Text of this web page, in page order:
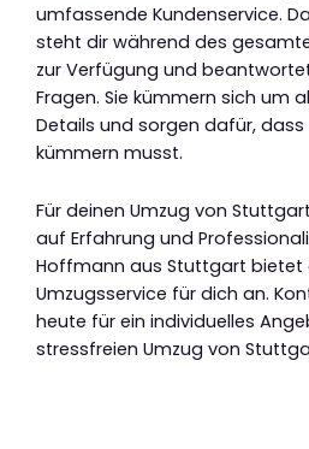
umfassende Kundenservice.
steht dir während des
zur Verfügung und
Fragen. Sie kümmern sich um
Details und sorgen dafür,
kümmern musst.
Für deinen Umzug von
auf Erfahrung und
Hoffmann aus Stuttgart bietet
Umzugsservice für dich an.
heute für ein individuelles
stressfreien Umzug von